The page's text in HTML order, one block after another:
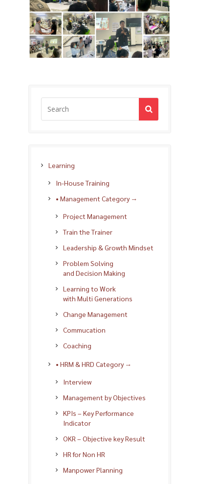
Learning
In-House Training
• Management Category →
Project Management
Train the Trainer
Leadership & Growth Mindset
Problem Solving
and Decision Making
Learning to Work
with Multi Generations
Change Management
Commucation
Coaching
• HRM & HRD Category →
Interview
Management by Objectives
KPIs – Key Performance
Indicator
OKR – Objective key Result
HR for Non HR
Manpower Planning